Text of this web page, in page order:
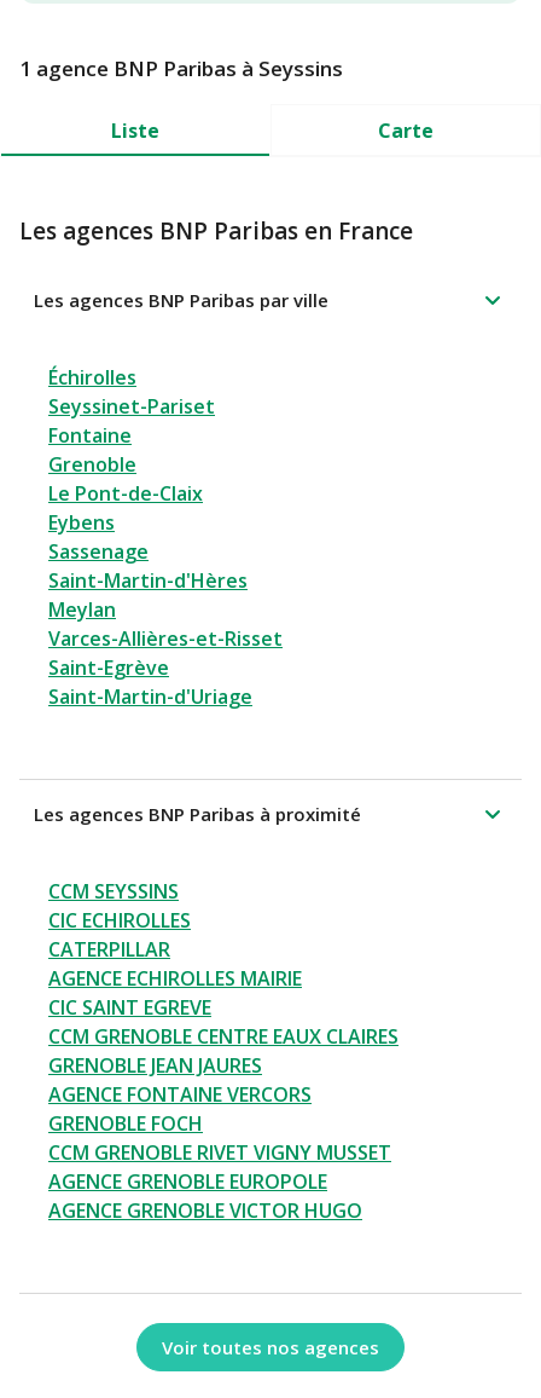
1 agence BNP Paribas à Seyssins
Liste Carte
Les agences BNP Paribas en France
Les agences BNP Paribas par ville
Échirolles
Seyssinet-Pariset
Fontaine
Grenoble
Le Pont-de-Claix
Eybens
Sassenage
Saint-Martin-d'Hères
Meylan
Varces-Allières-et-Risset
Saint-Egrève
Saint-Martin-d'Uriage
Les agences BNP Paribas à proximité
CCM SEYSSINS
CIC ECHIROLLES
CATERPILLAR
AGENCE ECHIROLLES MAIRIE
CIC SAINT EGREVE
CCM GRENOBLE CENTRE EAUX CLAIRES
GRENOBLE JEAN JAURES
AGENCE FONTAINE VERCORS
GRENOBLE FOCH
CCM GRENOBLE RIVET VIGNY MUSSET
AGENCE GRENOBLE EUROPOLE
AGENCE GRENOBLE VICTOR HUGO
Voir toutes nos agences